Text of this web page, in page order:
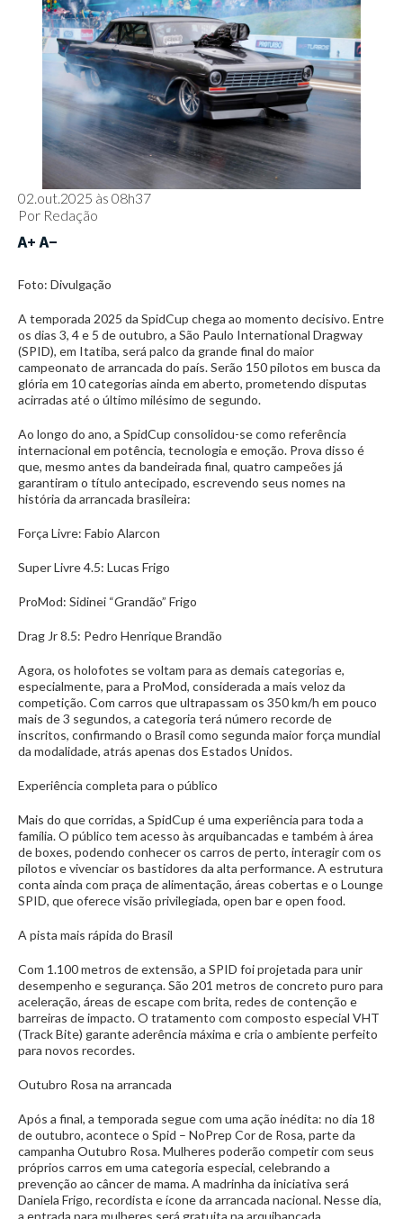
02.out.2025 às 08h37
Por Redação
Foto: Divulgação
A temporada 2025 da SpidCup chega ao momento decisivo. Entre
os dias 3, 4 e 5 de outubro, a São Paulo International Dragway
(SPID), em Itatiba, será palco da grande final do maior
campeonato de arrancada do país. Serão 150 pilotos em busca da
glória em 10 categorias ainda em aberto, prometendo disputas
acirradas até o último milésimo de segundo.
Ao longo do ano, a SpidCup consolidou-se como referência
internacional em potência, tecnologia e emoção. Prova disso é
que, mesmo antes da bandeirada final, quatro campeões já
garantiram o título antecipado, escrevendo seus nomes na
história da arrancada brasileira:
Força Livre: Fabio Alarcon
Super Livre 4.5: Lucas Frigo
ProMod: Sidinei “Grandão” Frigo
Drag Jr 8.5: Pedro Henrique Brandão
Agora, os holofotes se voltam para as demais categorias e,
especialmente, para a ProMod, considerada a mais veloz da
competição. Com carros que ultrapassam os 350 km/h em pouco
mais de 3 segundos, a categoria terá número recorde de
inscritos, confirmando o Brasil como segunda maior força mundial
da modalidade, atrás apenas dos Estados Unidos.
Experiência completa para o público
Mais do que corridas, a SpidCup é uma experiência para toda a
família. O público tem acesso às arquibancadas e também à área
de boxes, podendo conhecer os carros de perto, interagir com os
pilotos e vivenciar os bastidores da alta performance. A estrutura
conta ainda com praça de alimentação, áreas cobertas e o Lounge
SPID, que oferece visão privilegiada, open bar e open food.
A pista mais rápida do Brasil
Com 1.100 metros de extensão, a SPID foi projetada para unir
desempenho e segurança. São 201 metros de concreto puro para
aceleração, áreas de escape com brita, redes de contenção e
barreiras de impacto. O tratamento com composto especial VHT
(Track Bite) garante aderência máxima e cria o ambiente perfeito
para novos recordes.
Outubro Rosa na arrancada
Após a final, a temporada segue com uma ação inédita: no dia 18
de outubro, acontece o Spid – NoPrep Cor de Rosa, parte da
campanha Outubro Rosa. Mulheres poderão competir com seus
próprios carros em uma categoria especial, celebrando a
prevenção ao câncer de mama. A madrinha da iniciativa será
Daniela Frigo, recordista e ícone da arrancada nacional. Nesse dia,
a entrada para mulheres será gratuita na arquibancada.